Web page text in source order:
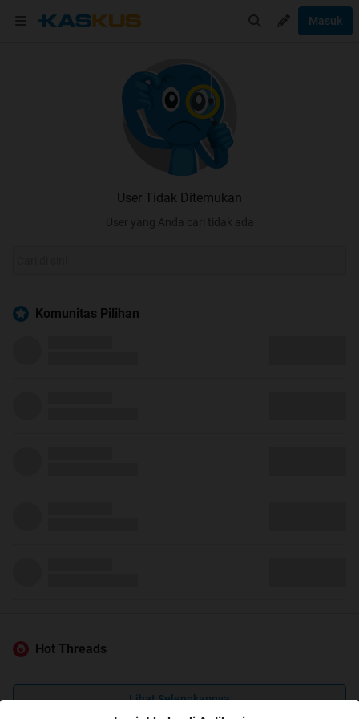
Masuk
User Tidak Ditemukan
User yang Anda cari tidak ada
Komunitas Pilihan
Hot Threads
Lihat Selengkapnya